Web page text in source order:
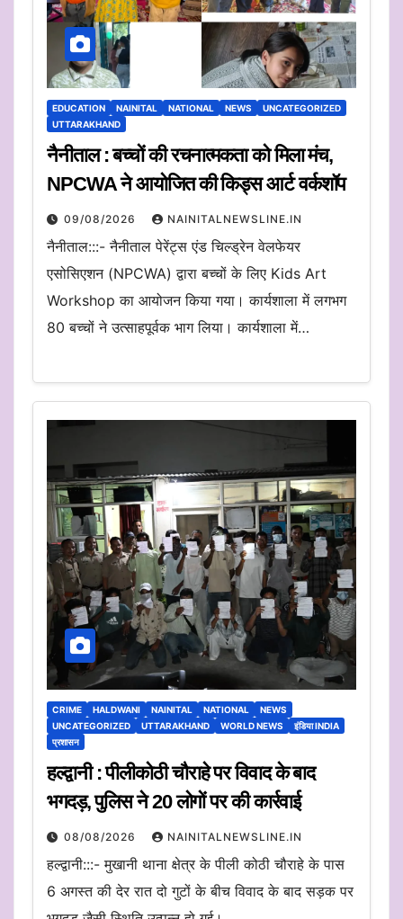
EDUCATION NAINITAL NATIONAL NEWS
UNCATEGORIZED
UTTARAKHAND
नैनीताल : बच्चों की रचनात्मकता को मिला मंच,
NPCWA ने आयोजित की किड्स आर्ट वर्कशॉप
09/08/2026 NAINITALNEWSLINE.IN
नैनीताल:::- नैनीताल पेरेंट्स एंड चिल्ड्रेन वेलफेयर
एसोसिएशन (NPCWA) द्वारा बच्चों के लिए Kids Art
Workshop का आयोजन किया गया। कार्यशाला में लगभग
80 बच्चों ने उत्साहपूर्वक भाग लिया। कार्यशाला में…
CRIME HALDWANI NAINITAL NATIONAL
NEWS
UNCATEGORIZED
UTTARAKHAND WORLD NEWS
इंडिया INDIA
प्रशासन
हल्द्वानी : पीलीकोठी चौराहे पर विवाद के बाद
भगदड़, पुलिस ने 20 लोगों पर की कार्रवाई
08/08/2026 NAINITALNEWSLINE.IN
हल्द्वानी:::- मुखानी थाना क्षेत्र के पीली कोठी चौराहे के पास
6 अगस्त की देर रात दो गुटों के बीच विवाद के बाद सड़क पर